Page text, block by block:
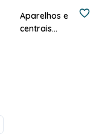
Aparelhos e
centrais